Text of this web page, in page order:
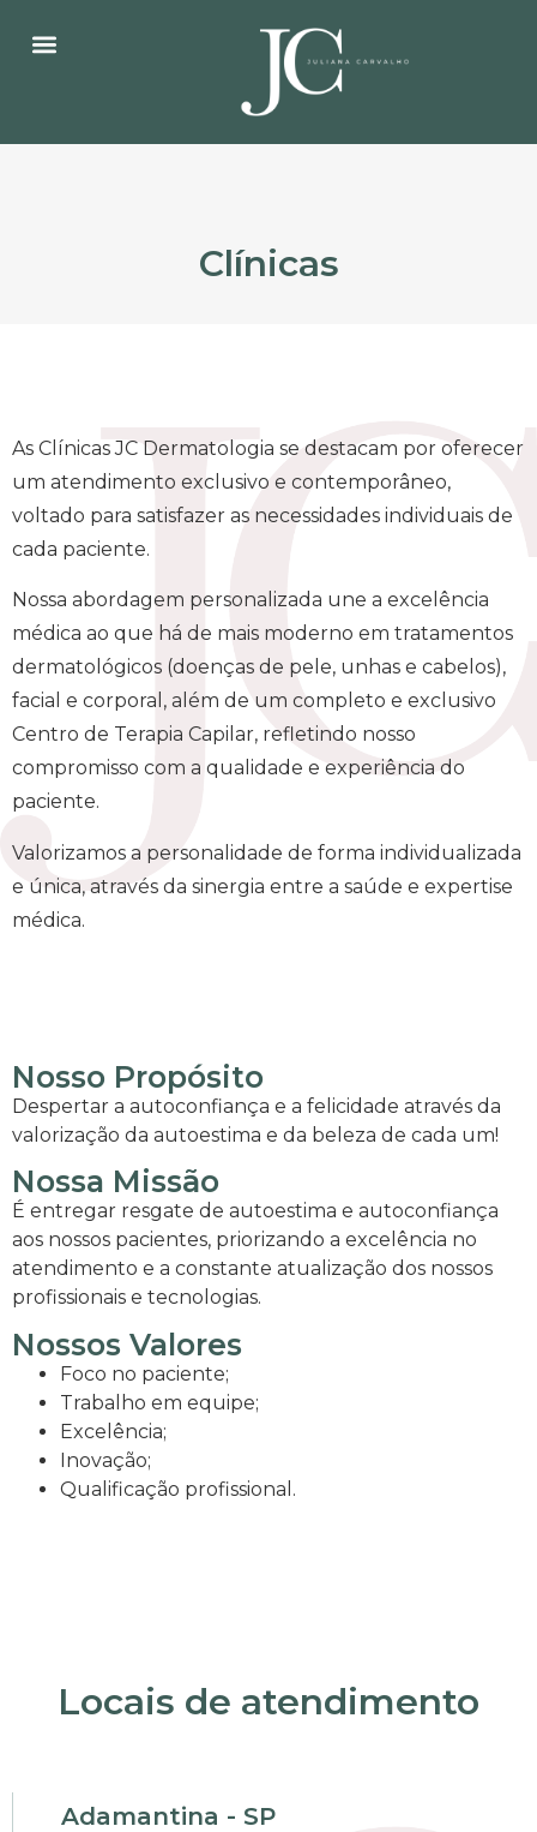
Clínicas
As Clínicas JC Dermatologia se destacam por oferecer
um atendimento exclusivo e contemporâneo,
voltado para satisfazer as necessidades individuais de
cada paciente.
Nossa abordagem personalizada une a excelência
médica ao que há de mais moderno em tratamentos
dermatológicos (doenças de pele, unhas e cabelos),
facial e corporal, além de um completo e exclusivo
Centro de Terapia Capilar, refletindo nosso
compromisso com a qualidade e experiência do
paciente.
Valorizamos a personalidade de forma individualizada
e única, através da sinergia entre a saúde e expertise
médica.
Nosso Propósito
Despertar a autoconfiança e a felicidade através da
valorização da autoestima e da beleza de cada um!
Nossa Missão
É entregar resgate de autoestima e autoconfiança
aos nossos pacientes, priorizando a excelência no
atendimento e a constante atualização dos nossos
profissionais e tecnologias.
Nossos Valores
Foco no paciente;
Trabalho em equipe;
Excelência;
Inovação;
Qualificação profissional.
Locais de atendimento
Adamantina - SP